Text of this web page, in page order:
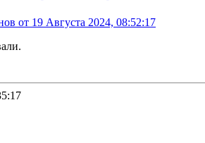
от 19 Августа 2024, 08:52:17